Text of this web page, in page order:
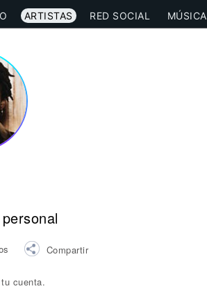
ARTISTAS RED SOCIAL MÚSICA
Compartir
cuenta.